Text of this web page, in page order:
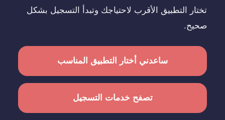
تختار التطبيق الأقرب لاحتياجك وتبدأ التسجيل بشكل
صحيح.
ساعدني أختار التطبيق المناسب
تصفح خدمات التسجيل